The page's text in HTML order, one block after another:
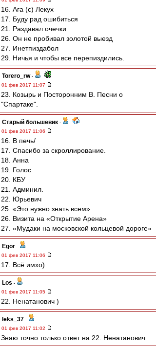
16. Ага (с) Лекух
17. Буду рад ошибиться
21. Раздавал очечки
26. Он не пробивал золотой выезд
27. Инетпиздабол
29. Ничья и чтобы все перепиздились.
Torero_rw-
01 фев 2017 11:07
23. Козырь и Посторонним В. Песни о
"Спартаке".
Старый большевик -
01 фев 2017 11:06
16. В печь/
17. Спасибо за скроллирование.
18. Анна
19. Голос
20. КБУ
21. Админил.
22. Юрьевич
25. «Это нужно знать всем»
26. Визита на «Открытие Арена»
27. «Мудаки на московской кольцевой дороге»
Egor -
01 фев 2017 11:06
17. Всё имхо)
Los -
01 фев 2017 11:05
22. Ненатанович )
leks_37 -
01 фев 2017 11:02
Знаю точно только ответ на 22. Ненатанович